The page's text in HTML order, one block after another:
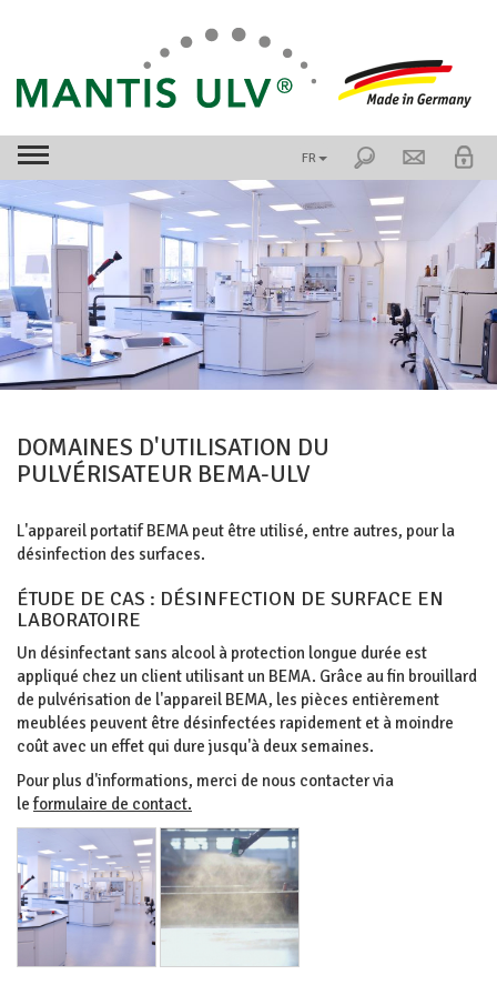
FR
DOMAINES D'UTILISATION DU
PULVÉRISATEUR BEMA-ULV
L'appareil portatif BEMA peut être utilisé, entre autres, pour la
désinfection des surfaces.
ÉTUDE DE CAS : DÉSINFECTION DE SURFACE EN
LABORATOIRE
Un désinfectant sans alcool à protection longue durée est
appliqué chez un client utilisant un BEMA. Grâce au fin brouillard
de pulvérisation de l'appareil BEMA, les pièces entièrement
meublées peuvent être désinfectées rapidement et à moindre
coût avec un effet qui dure jusqu'à deux semaines.
Pour plus d'informations, merci de nous contacter via
leformulaire de contact.